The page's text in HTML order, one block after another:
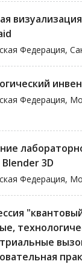
Федерация,
Федерация,
3D
Федерация,